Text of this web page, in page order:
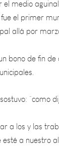
por
de fin
“como
y las
a